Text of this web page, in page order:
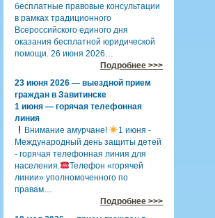
бесплатные правовые консультации
в рамках традиционного
Всероссийского единого дня
оказания бесплатной юридической
помощи. 26 июня 2026…
Подробнее >>>
23 июня 2026 — выездной прием
граждан в Завитинске
1 июня — горячая телефонная
линия
Внимание амурчане!
1 июня -
Международный день защиты детей
- горячая телефонная линия для
населения.
Телефон «горячей
линии» уполномоченного по
правам…
Подробнее >>>